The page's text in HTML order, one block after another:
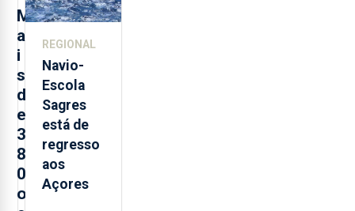
M
a
i
s
d
e
3
8
0
o
postos de
REGIONAL
Navio-
Escola
Sagres
está de
regresso
aos
Açores